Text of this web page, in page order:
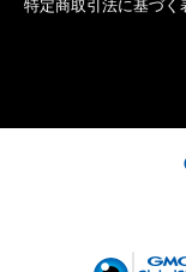
特定商取引法に基づく